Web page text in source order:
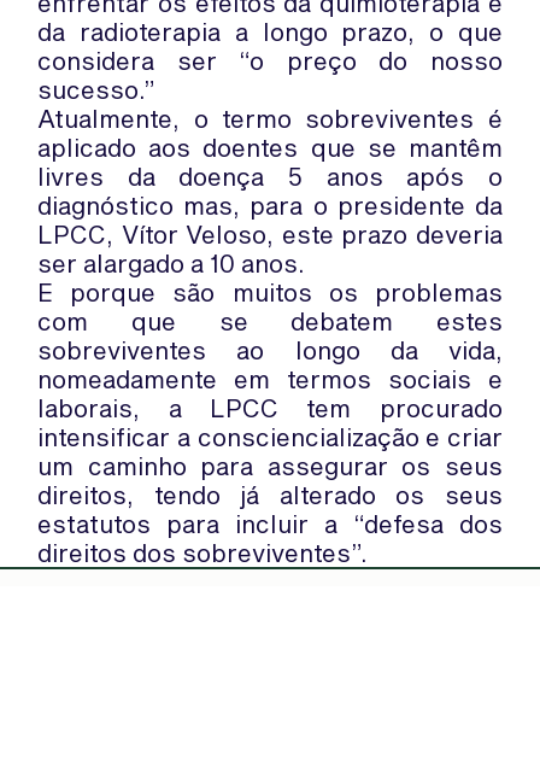
da radioterapia a longo prazo, o que
considera ser “o preço do nosso
sucesso.”
Atualmente, o termo sobreviventes é
aplicado aos doentes que se mantêm
livres da doença 5 anos após o
diagnóstico mas, para o presidente da
LPCC, Vítor Veloso, este prazo deveria
ser alargado a 10 anos.
E porque são muitos os problemas
com que se debatem estes
sobreviventes ao longo da vida,
nomeadamente em termos sociais e
laborais, a LPCC tem procurado
intensificar a consciencialização e criar
um caminho para assegurar os seus
direitos, tendo já alterado os seus
estatutos para incluir a “defesa dos
direitos dos sobreviventes”.